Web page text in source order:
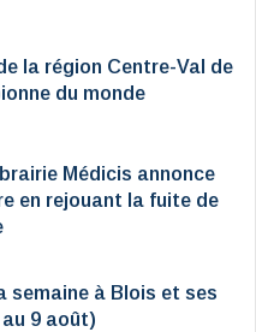
la région Centre-Val de
du monde
Médicis annonce
en rejouant la fuite de
semaine à Blois et ses
9 août)